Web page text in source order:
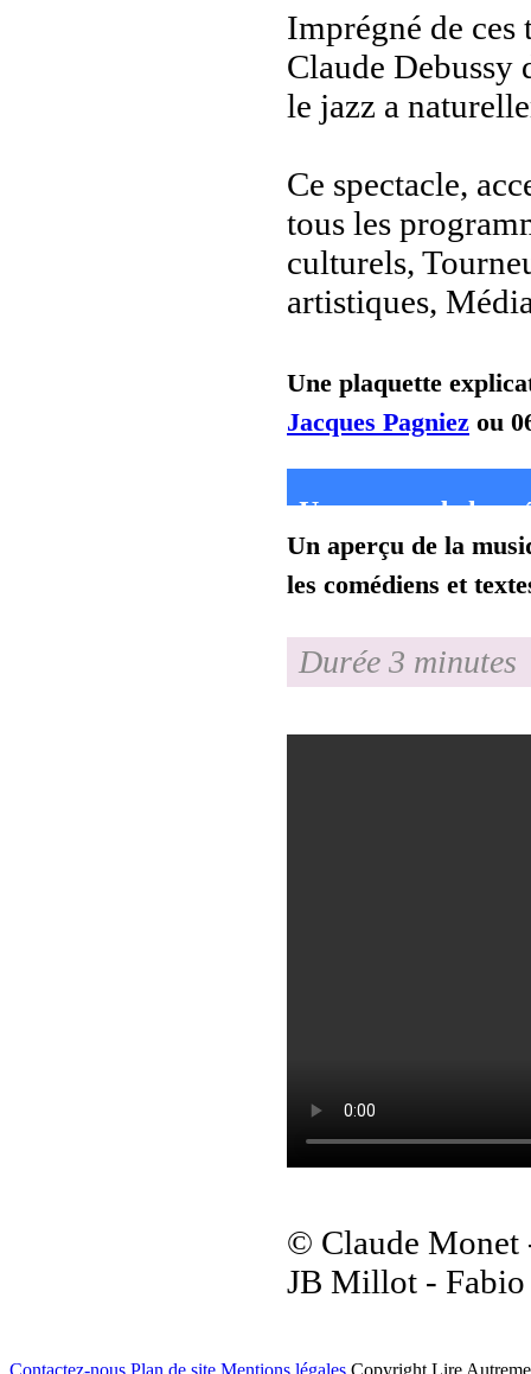
Imprégné de
Claude Debussy
le jazz a
Ce spectacle,
tous les
culturels,
artistiques,
Une plaquette
Jacques Pagniez ou
Un aperçu de la
Un aperçu de la
les comédiens et
Durée 3 minutes
© Claude Monet
JB Millot -